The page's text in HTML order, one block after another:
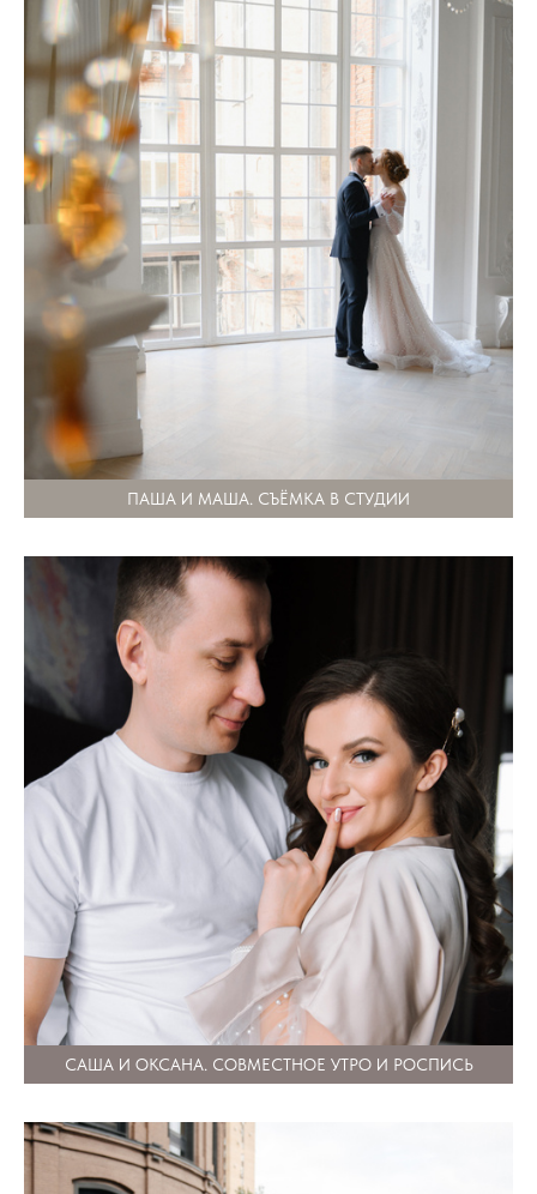
ПАША И МАША. СЪЁМКА В СТУДИИ
САША И ОКСАНА. СОВМЕСТНОЕ УТРО И РОСПИСЬ